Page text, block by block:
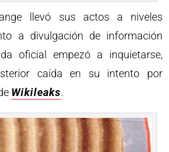
llevó sus actos a niveles
a divulgación de información
oficial empezó a inquietarse,
caída en su intento por
Wikileaks.